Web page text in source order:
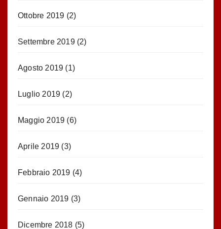
Ottobre 2019 (2)
Settembre 2019(2)
Agosto 2019 (1)
Luglio 2019 (2)
Maggio 2019 (6)
Aprile 2019 (3)
Febbraio 2019 (4)
Gennaio 2019 (3)
Dicembre 2018 (5)